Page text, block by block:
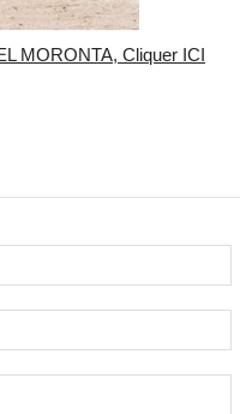
MORONTA, Cliquer ICI